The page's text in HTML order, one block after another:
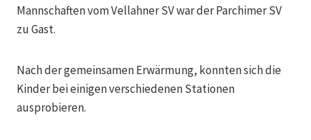
Mannschaften vom Vellahner SV war der Parchimer SV
zu Gast.
Nach der gemeinsamen Erwärmung, konnten sich die
Kinder bei einigen verschiedenen Stationen
ausprobieren.